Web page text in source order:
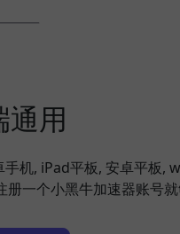
通用
机, iPad平板, 安卓平板,
一个小黑牛加速器账号就